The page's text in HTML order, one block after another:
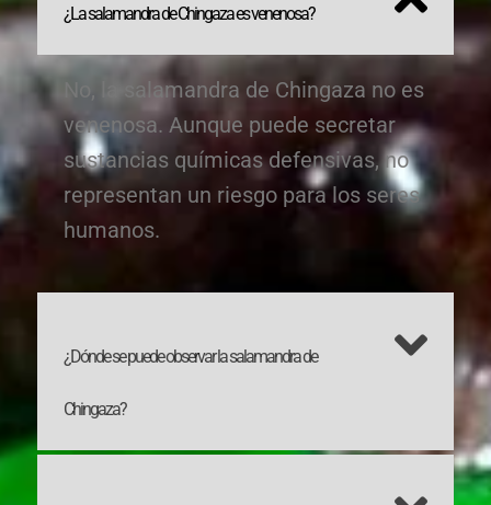
¿La salamandra de Chingaza es venenosa?
No, la salamandra de Chingaza no es
venenosa. Aunque puede secretar
sustancias químicas defensivas, no
representan un riesgo para los seres
humanos.
¿Dónde se puede observar la salamandra de
Chingaza?